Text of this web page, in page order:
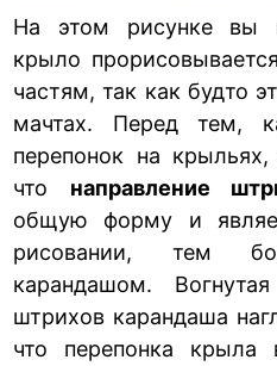
На этом рисунке вы
крыло
частям, так как будто
мачтах. Перед тем,
перепонок на
что направление
общую форму и
рисовании, тем
карандашом.
штрихов карандаша
что перепонка крыла